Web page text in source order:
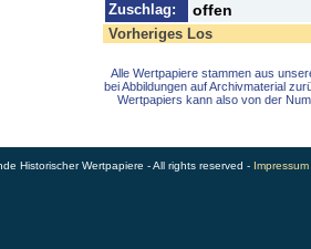
Zuschlag: offen
Vorheriges Los
Alle Wertpapiere stammen aus
bei Abbildungen auf Archivmaterial
Wertpapiers kann also von der
Historischer Wertpapiere - All rights reserved - Impressum